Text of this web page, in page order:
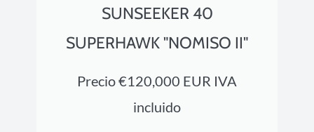
SUNSEEKER 40
SUPERHAWK "NOMISO II"
Precio €120,000 EUR IVA
incluido